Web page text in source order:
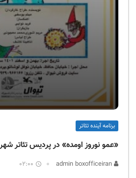
برنامه آینده تئاتر
«عمو نوروز اومده» در پردیس تئاتر
02:00